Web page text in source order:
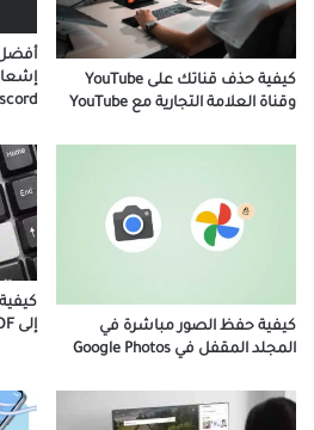
كيفية حذف قناتك على YouTube
وقناة العلامة التجارية مع YouTube
كيفية حفظ الصور مباشرة في
المجلد المقفل في Google Photos
إلى PDF على سطح المكتب والهاتف